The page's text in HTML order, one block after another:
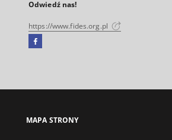
Odwiedź nas!
https://www.fides.org.pl
Facebook
się
karcie
MAPA STRONY